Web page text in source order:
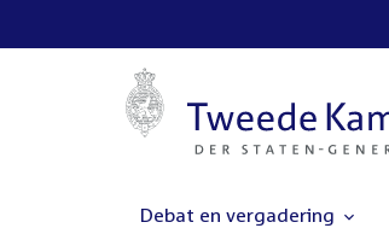
Debat en vergadering